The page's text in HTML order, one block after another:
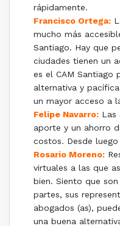
rápidamente.
Francisco Ortega:
mucho más
Santiago. Hay que
ciudades tienen un
es el CAM Santiago
alternativa y
un mayor acceso a
Felipe Navarro: Las
aporte y un ahorro
costos. Desde
Rosario Moreno:
virtuales a las que
bien. Siento que
partes, sus
abogados (as),
una buena